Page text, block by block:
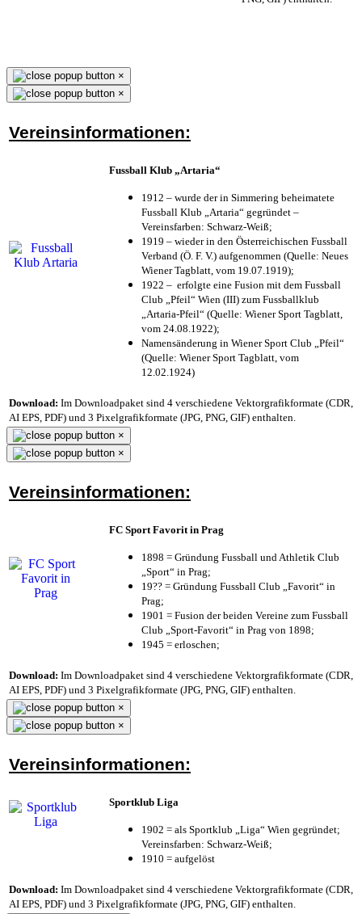
×
×
Vereinsinformationen:
Fussball Klub „Artaria“
1912 – wurde der in Simmering beheimatete
Fussball Klub „Artaria“ gegründet –
Vereinsfarben: Schwarz-Weiß;
1919 – wieder in den Österreichischen Fussball
Verband (Ö. F. V.) aufgenommen (Quelle: Neues
Wiener Tagblatt, vom 19.07.1919);
1922 – erfolgte eine Fusion mit dem Fussball
Club „Pfeil“ Wien (III) zum Fussballklub
„Artaria-Pfeil“ (Quelle: Wiener Sport Tagblatt,
vom 24.08.1922);
Namensänderung in Wiener Sport Club „Pfeil“
(Quelle: Wiener Sport Tagblatt, vom
12.02.1924)
Download: Im Downloadpaket sind 4 verschiedene Vektorgrafikformate (CDR,
AI EPS, PDF) und 3 Pixelgrafikformate (JPG, PNG, GIF) enthalten.
×
×
Vereinsinformationen:
FC Sport Favorit in Prag
1898 = Gründung Fussball und Athletik Club
„Sport“ in Prag;
19?? = Gründung Fussball Club „Favorit“ in
Prag;
1901 = Fusion der beiden Vereine zum Fussball
Club „Sport-Favorit“ in Prag von 1898;
1945 = erloschen;
Download: Im Downloadpaket sind 4 verschiedene Vektorgrafikformate (CDR,
AI EPS, PDF) und 3 Pixelgrafikformate (JPG, PNG, GIF) enthalten.
×
×
Vereinsinformationen:
Sportklub Liga
1902 = als Sportklub „Liga“ Wien gegründet;
Vereinsfarben: Schwarz-Weiß;
1910 = aufgelöst
Download: Im Downloadpaket sind 4 verschiedene Vektorgrafikformate (CDR,
AI EPS, PDF) und 3 Pixelgrafikformate (JPG, PNG, GIF) enthalten.